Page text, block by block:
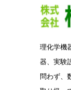
理化学機
器、実験
問わず、